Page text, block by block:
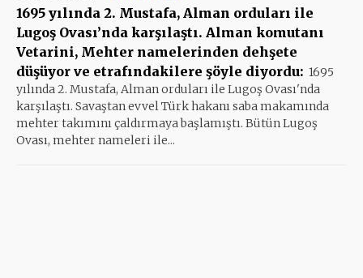
1695 yılında 2. Mustafa, Alman orduları ile
Lugoş Ovası’nda karşılaştı. Alman komutanı
Vetarini, Mehter namelerinden dehşete
düşüyor ve etrafındakilere şöyle diyordu: 1695
yılında 2. Mustafa, Alman orduları ile Lugoş Ovası'nda
karşılaştı. Savaştan evvel Türk hakanı saba makamında
mehter takımını çaldırmaya başlamıştı. Bütün Lugoş
Ovası, mehter nameleri ile...